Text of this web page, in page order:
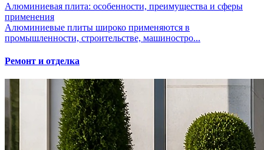
Алюминиевая плита: особенности, преимущества и сферы
применения
Алюминиевые плиты широко применяются в
промышленности, строительстве, машиностро...
Ремонт и отделка